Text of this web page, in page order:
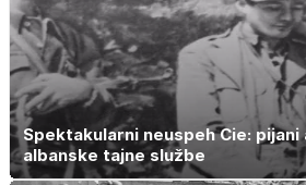
Spektakularni neuspeh Cie:
albanske tajne službe